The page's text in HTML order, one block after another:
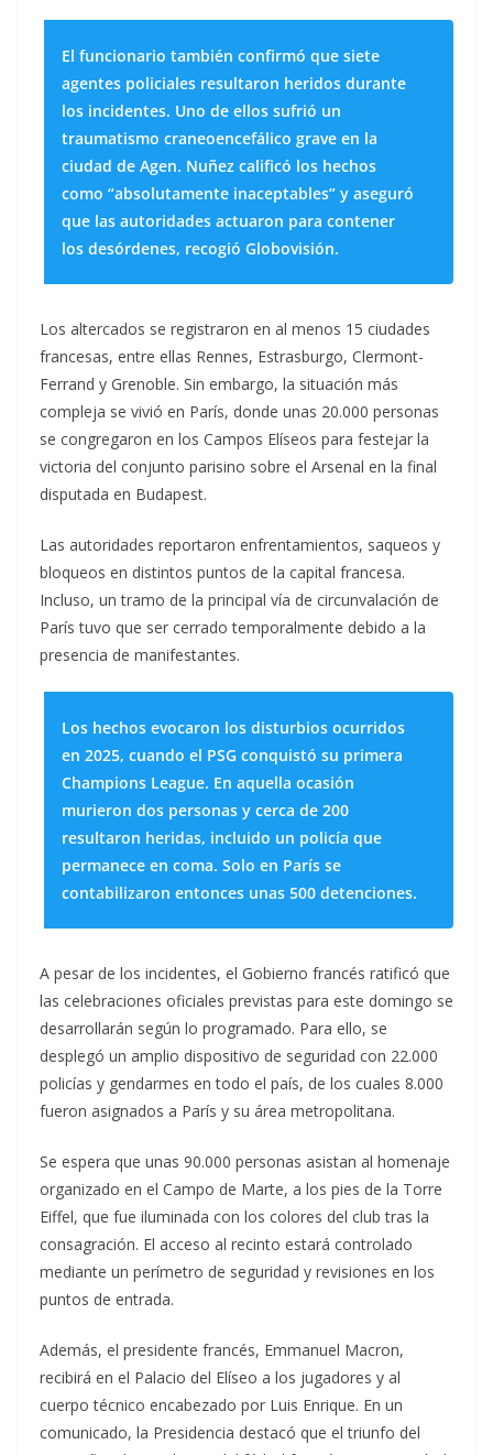
El funcionario también confirmó que siete
agentes policiales resultaron heridos durante
los incidentes. Uno de ellos sufrió un
traumatismo craneoencefálico grave en la
ciudad de Agen. Nuñez calificó los hechos
como “absolutamente inaceptables” y aseguró
que las autoridades actuaron para contener
los desórdenes, recogió Globovisión.
Los altercados se registraron en al menos 15 ciudades
francesas, entre ellas Rennes, Estrasburgo, Clermont-
Ferrand y Grenoble. Sin embargo, la situación más
compleja se vivió en París, donde unas 20.000 personas
se congregaron en los Campos Elíseos para festejar la
victoria del conjunto parisino sobre el Arsenal en la final
disputada en Budapest.
Las autoridades reportaron enfrentamientos, saqueos y
bloqueos en distintos puntos de la capital francesa.
Incluso, un tramo de la principal vía de circunvalación de
París tuvo que ser cerrado temporalmente debido a la
presencia de manifestantes.
Los hechos evocaron los disturbios ocurridos
en 2025, cuando el PSG conquistó su primera
Champions League. En aquella ocasión
murieron dos personas y cerca de 200
resultaron heridas, incluido un policía que
permanece en coma. Solo en París se
contabilizaron entonces unas 500 detenciones.
A pesar de los incidentes, el Gobierno francés ratificó que
las celebraciones oficiales previstas para este domingo se
desarrollarán según lo programado. Para ello, se
desplegó un amplio dispositivo de seguridad con 22.000
policías y gendarmes en todo el país, de los cuales 8.000
fueron asignados a París y su área metropolitana.
Se espera que unas 90.000 personas asistan al homenaje
organizado en el Campo de Marte, a los pies de la Torre
Eiffel, que fue iluminada con los colores del club tras la
consagración. El acceso al recinto estará controlado
mediante un perímetro de seguridad y revisiones en los
puntos de entrada.
Además, el presidente francés, Emmanuel Macron,
recibirá en el Palacio del Elíseo a los jugadores y al
cuerpo técnico encabezado por Luis Enrique. En un
comunicado, la Presidencia destacó que el triunfo del